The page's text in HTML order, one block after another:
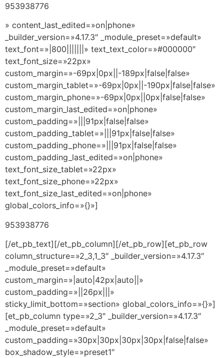
953938776
» content_last_edited=»on|phone»
_builder_version=»4.17.3″ _module_preset=»default»
text_font=»|800|||||||» text_text_color=»#000000″
text_font_size=»22px»
custom_margin=»-69px|0px||-189px|false|false»
custom_margin_tablet=»-69px|0px||-190px|false|false»
custom_margin_phone=»-69px|0px||0px|false|false»
custom_margin_last_edited=»on|phone»
custom_padding=»|||91px|false|false»
custom_padding_tablet=»|||91px|false|false»
custom_padding_phone=»|||91px|false|false»
custom_padding_last_edited=»on|phone»
text_font_size_tablet=»22px»
text_font_size_phone=»22px»
text_font_size_last_edited=»on|phone»
global_colors_info=»{}»]
953938776
[/et_pb_text][/et_pb_column][/et_pb_row][et_pb_row
column_structure=»2_3,1_3″ _builder_version=»4.17.3″
_module_preset=»default»
custom_margin=»|auto|42px|auto||»
custom_padding=»||26px|||»
sticky_limit_bottom=»section» global_colors_info=»{}»]
[et_pb_column type=»2_3″ _builder_version=»4.17.3″
_module_preset=»default»
custom_padding=»30px|30px|30px|30px|false|false»
box_shadow_style=»preset1″